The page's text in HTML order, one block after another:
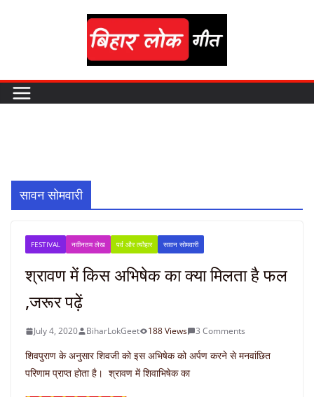
सावन सोमवारी
FESTIVAL नवीनतम लेख पर्व और त्यौहार सावन सोमवारी
श्रावण में किस अभिषेक का क्या मिलता है फल
,जरूर पढ़ें
July 4, 2020 BiharLokGeet 188 Views 3 Comments
शिवपुराण के अनुसार शिवजी को इस अभिषेक को अर्पण करने से मनवांछित
परिणाम प्राप्त होता है। श्रावण में शिवाभिषेक का